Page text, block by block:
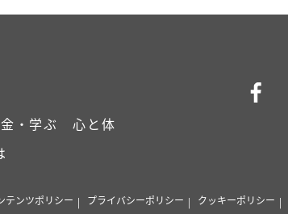
・学ぶ
心と体
テンツポリシー プライバシーポリシー クッキーポリシー